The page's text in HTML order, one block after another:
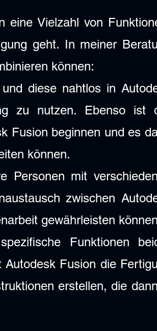
eine Vielzahl von
geht. In meiner
können:
diese nahtlos in
zu nutzen. Ebenso ist
Fusion beginnen und es
können.
Personen mit
zwischen
gewährleisten
Funktionen
Fusion die
erstellen, die